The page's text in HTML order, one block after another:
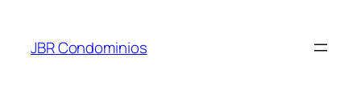
JBR Condominios